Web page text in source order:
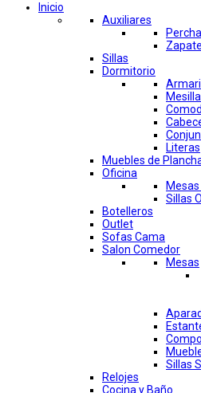
Inicio
Auxiliares
Sillas
Dormitorio
Literas
Muebles de
Oficina
Sillas
Botelleros
Outlet
Sofas Cama
Salon Comedor
Mesas
Sillas
Relojes
Cocina y Baño